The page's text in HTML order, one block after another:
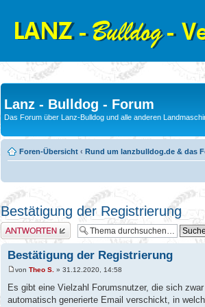
Lanz - Bulldog - Forum
Das Forum über Lanz-Bulldog und alle anderen
Foren-Übersicht ‹ Rund um lanzbulldog.de & das
Bestätigung der Registrierung
Antwort erstellen
Bestätigung der Registrierung
von Theo S. » 31.12.2020, 14:58
Es gibt eine Vielzahl Forumsnutzer, die sich
automatisch generierte Email verschickt, in